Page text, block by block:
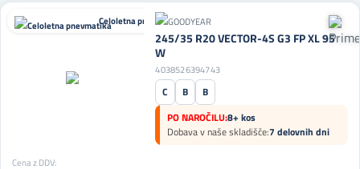
Celoletna pnevmatika
245/35 R20 VECTOR-4S G3 FP XL 95
W
4038526394743
C B
B
PO NAROČILU:8+ kos
Dobava v naše skladišče:7 delovnih dni
Cena z DDV: